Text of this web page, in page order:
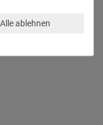
Alle ablehnen